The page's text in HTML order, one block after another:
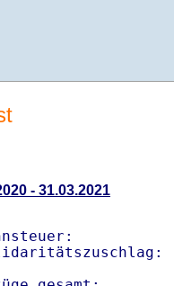
- 31.03.2021